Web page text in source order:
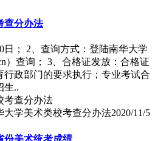
查分办法
日； 2、查询方式：登陆南华大学
）查询； 3、合格证发放：合格证
政部门的要求执行；专业考试合
生..
大学美术类校考查分办法2020/11/5
份美术统考成绩